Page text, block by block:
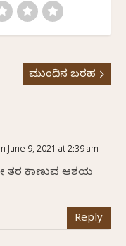
ಮುಂದಿನ ಬರಹ
June 9, 2021 at 2:39 am
ತರ ಕಾಣುವ ಆಶಯ
Reply